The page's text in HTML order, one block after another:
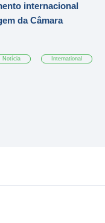
internacional
da Câmara
Notícia International